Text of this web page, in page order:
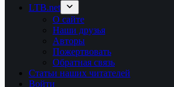
LTB.net
О сайте
Наши друзья
Авторы
Пожертвовать
Обратная связь
Статьи наших читателей
Войти